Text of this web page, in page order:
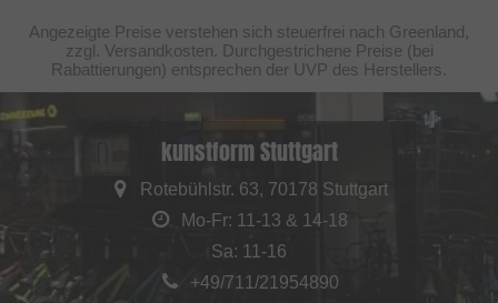
Angezeigte Preise verstehen sich steuerfrei nach Greenland,
zzgl. Versandkosten. Durchgestrichene Preise (bei
Rabattierungen) entsprechen der UVP des Herstellers.
kunstform Stuttgart
Rotebühlstr. 63, 70178 Stuttgart
Mo-Fr: 11-13 & 14-18
Sa: 11-16
+49/711/21954890